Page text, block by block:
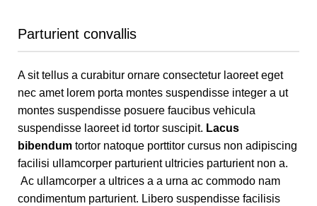
Parturient convallis
A sit tellus a curabitur ornare consectetur laoreet eget
nec amet lorem porta montes suspendisse integer a ut
montes suspendisse posuere faucibus vehicula
suspendisse laoreet id tortor suscipit. Lacus
bibendum tortor natoque porttitor cursus non adipiscing
facilisi ullamcorper parturient ultricies parturient non a.
Ac ullamcorper a ultrices a a urna ac commodo nam
condimentum parturient. Libero suspendisse facilisis